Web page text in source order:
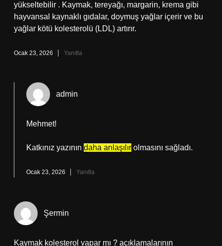
yükseltebilir . Kaymak, tereyağı, margarin, krema gibi
hayvansal kaynaklı gıdalar, doymuş yağlar içerir ve bu
yağlar kötü kolesterolü (LDL) artırır.
Ocak 23, 2026 Yanıtla
admin
Mehmet!
Katkınız yazının daha anlaşılır olmasını sağladı.
Ocak 23, 2026 Yanıtla
Şermin
Kaymak kolesterol yapar mı ? açıklamalarının